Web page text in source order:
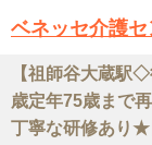
ベネッセ介護
【祖師谷大蔵駅
歳定年75歳まで
丁寧な研修あり